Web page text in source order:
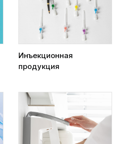
Инъекционная
продукция